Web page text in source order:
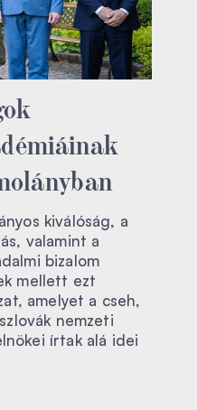
kiválóság, a
valamint a
bizalom
mellett ezt
amelyet a cseh,
nemzeti
írtak alá idei